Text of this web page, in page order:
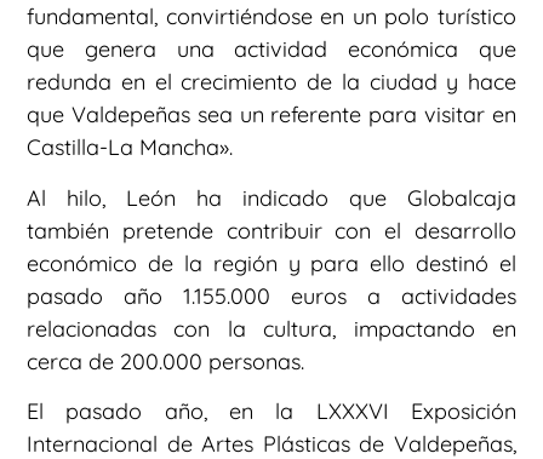
fundamental, convirtiéndose en un polo turístico
que genera una actividad económica que
redunda en el crecimiento de la ciudad y hace
que Valdepeñas sea un referente para visitar en
Castilla-La Mancha».
Al hilo, León ha indicado que Globalcaja
también pretende contribuir con el desarrollo
económico de la región y para ello destinó el
pasado año 1.155.000 euros a actividades
relacionadas con la cultura, impactando en
cerca de 200.000 personas.
El pasado año, en la LXXXVI Exposición
Internacional de Artes Plásticas de Valdepeñas,